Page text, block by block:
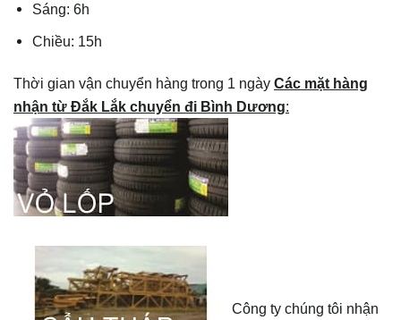
Sáng: 6h
Chiều: 15h
Thời gian vận chuyển hàng trong 1 ngày Các mặt hàng
nhận từ Đắk Lắk chuyển đi Bình Dương:
Công ty chúng tôi nhận